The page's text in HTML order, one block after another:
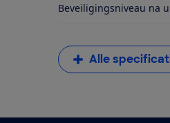
Beveiligingsniveau na
Alle